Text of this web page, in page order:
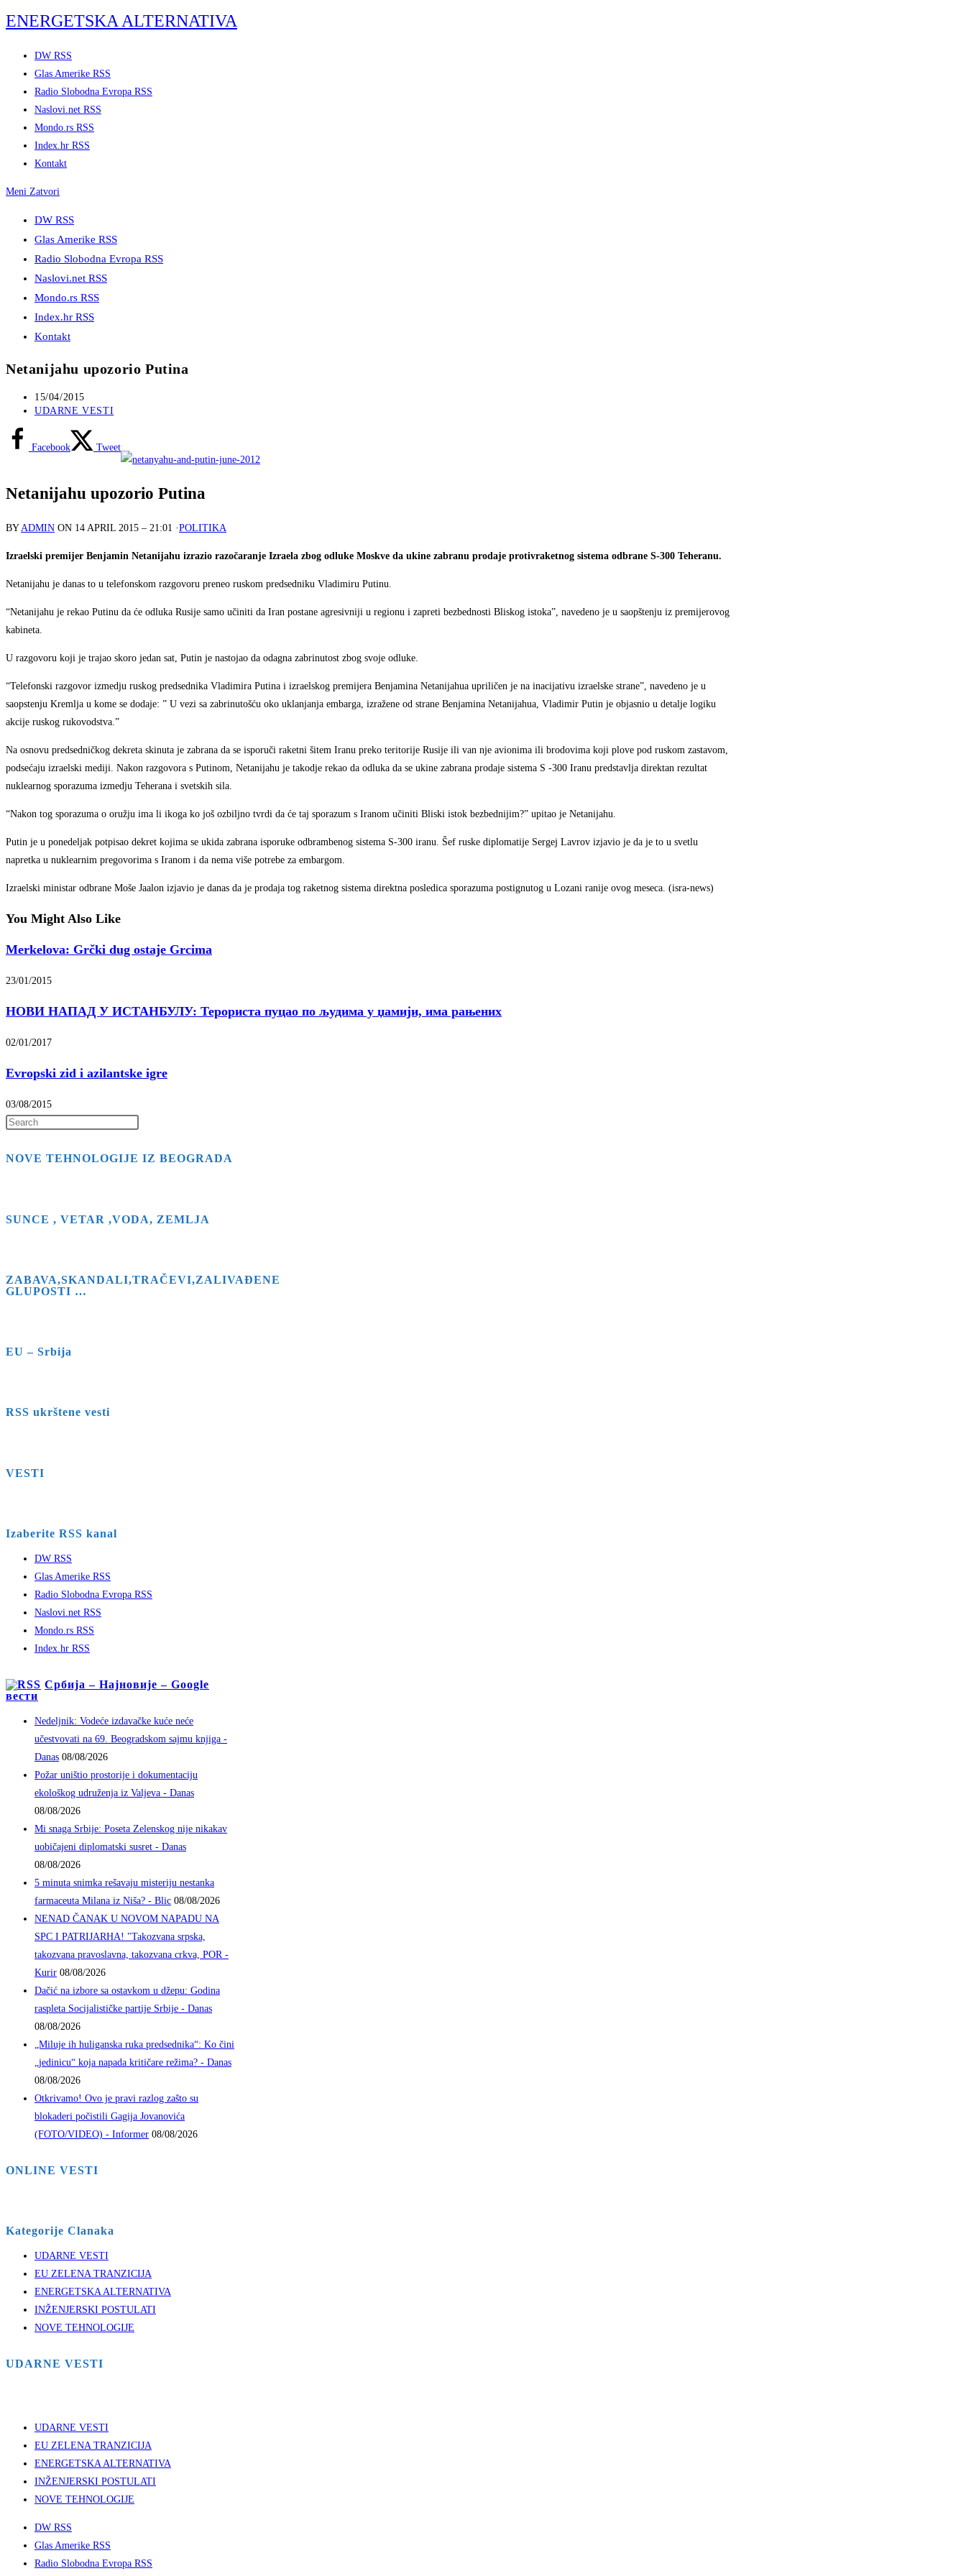
Skip
to
ENERGETSKA ALTERNATIVA
DW RSS
Glas Amerike RSS
Radio Slobodna Evropa RSS
Naslovi.net RSS
Mondo.rs RSS
Index.hr RSS
Kontakt
Meni Zatvori
DW RSS
Glas Amerike RSS
Radio Slobodna Evropa RSS
Naslovi.net RSS
Mondo.rs RSS
Index.hr RSS
Kontakt
Netanijahu upozorio Putina
Post
published:
15/04/2015
Post
UDARNE VESTI
Facebook Tweet
Netanijahu upozorio Putina
BYADMIN ON 14 APRIL 2015 – 21:01 ·POLITIKA
Izraelski premijer Benjamin Netanijahu izrazio razočaranje Izraela zbog odluke Moskve da ukine zabranu prodaje protivraketnog sistema odbrane S-300 Teheranu.
Netanijahu je danas to u telefonskom razgovoru preneo ruskom predsedniku Vladimiru Putinu.
“Netanijahu je rekao Putinu da će odluka Rusije samo učiniti da Iran postane agresivniji u regionu i zapreti bezbednosti Bliskog istoka”, navedeno je u saopštenju iz premijerovog
kabineta.
U razgovoru koji je trajao skoro jedan sat, Putin je nastojao da odagna zabrinutost zbog svoje odluke.
“Telefonski razgovor izmedju ruskog predsednika Vladimira Putina i izraelskog premijera Benjamina Netanijahua upriličen je na inacijativu izraelske strane”, navedeno je u
saopstenju Kremlja u kome se dodaje: ” U vezi sa zabrinutošću oko uklanjanja embarga, izražene od strane Benjamina Netanijahua, Vladimir Putin je objasnio u detalje logiku
akcije ruskog rukovodstva.”
Na osnovu predsedničkog dekreta skinuta je zabrana da se isporuči raketni šitem Iranu preko teritorije Rusije ili van nje avionima ili brodovima koji plove pod ruskom zastavom,
podsećaju izraelski mediji. Nakon razgovora s Putinom, Netanijahu je takodje rekao da odluka da se ukine zabrana prodaje sistema S -300 Iranu predstavlja direktan rezultat
nuklearnog sporazuma izmedju Teherana i svetskih sila.
“Nakon tog sporazuma o oružju ima li ikoga ko još ozbiljno tvrdi da će taj sporazum s Iranom učiniti Bliski istok bezbednijim?” upitao je Netanijahu.
Putin je u ponedeljak potpisao dekret kojima se ukida zabrana isporuke odbrambenog sistema S-300 iranu. Šef ruske diplomatije Sergej Lavrov izjavio je da je to u svetlu
napretka u nuklearnim pregovorima s Iranom i da nema više potrebe za embargom.
Izraelski ministar odbrane Moše Jaalon izjavio je danas da je prodaja tog raketnog sistema direktna posledica sporazuma postignutog u Lozani ranije ovog meseca. (isra-news)
You Might Also Like
Merkelova: Grčki dug ostaje Grcima
23/01/2015
НОВИ НАПАД У ИСТАНБУЛУ: Терориста пуцао по људима у џамији, има рањених
02/01/2017
Evropski zid i azilantske igre
03/08/2015
to
NOVE TEHNOLOGIJE IZ BEOGRADA
SUNCE , VETAR ,VODA, ZEMLJA
ZABAVA,SKANDALI,TRAČEVI,ZALIVAĐENE
GLUPOSTI …
EU – Srbija
RSS ukrštene vesti
VESTI
Izaberite RSS kanal
DW RSS
Glas Amerike RSS
Radio Slobodna Evropa RSS
Naslovi.net RSS
Mondo.rs RSS
Index.hr RSS
Србија – Најновије – Google
вести
Nedeljnik: Vodeće izdavačke kuće neće
učestvovati na 69. Beogradskom sajmu knjiga -
Danas 08/08/2026
Požar uništio prostorije i dokumentaciju
ekološkog udruženja iz Valjeva - Danas
08/08/2026
Mi snaga Srbije: Poseta Zelenskog nije nikakav
uobičajeni diplomatski susret - Danas
08/08/2026
5 minuta snimka rešavaju misteriju nestanka
farmaceuta Milana iz Niša? - Blic 08/08/2026
NENAD ČANAK U NOVOM NAPADU NA
SPC I PATRIJARHA! "Takozvana srpska,
takozvana pravoslavna, takozvana crkva, POR -
Kurir 08/08/2026
Dačić na izbore sa ostavkom u džepu: Godina
raspleta Socijalističke partije Srbije - Danas
08/08/2026
„Miluje ih huliganska ruka predsednika“: Ko čini
„jedinicu“ koja napada kritičare režima? - Danas
08/08/2026
Otkrivamo! Ovo je pravi razlog zašto su
blokaderi počistili Gagija Jovanovića
(FOTO/VIDEO) - Informer 08/08/2026
ONLINE VESTI
Kategorije Clanaka
UDARNE VESTI
EU ZELENA TRANZICIJA
ENERGETSKA ALTERNATIVA
INŽENJERSKI POSTULATI
NOVE TEHNOLOGIJE
UDARNE VESTI
UDARNE VESTI
EU ZELENA TRANZICIJA
ENERGETSKA ALTERNATIVA
INŽENJERSKI POSTULATI
NOVE TEHNOLOGIJE
DW RSS
Glas Amerike RSS
Radio Slobodna Evropa RSS